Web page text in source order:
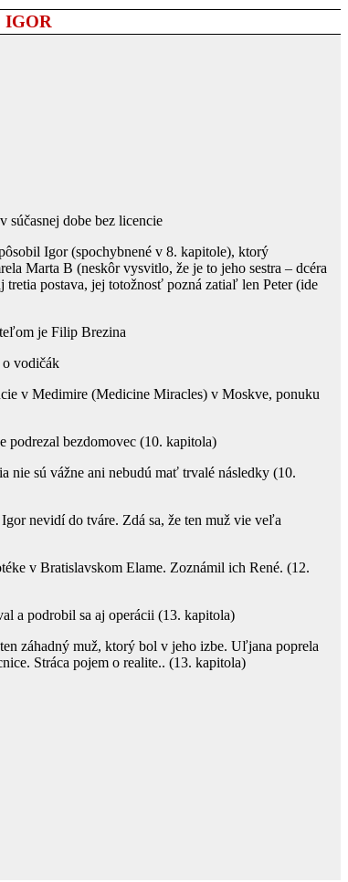
IGOR
dobe bez licencie
Igor (spochybnené v 8. kapitole), ktorý
Marta B (neskôr vysvitlo, že je to jeho sestra – dcéra
postava, jej totožnosť pozná zatiaľ len Peter (ide
je Filip Brezina
o vodičák
v Medimire (Medicine Miracles) v Moskve, ponuku
bezdomovec (10. kapitola)
nie sú vážne ani nebudú mať trvalé následky (10.
nevidí do tváre. Zdá sa, že ten muž vie veľa
v Bratislavskom Elame. Zoznámil ich René. (12.
a podrobil sa aj operácii (13. kapitola)
záhadný muž, ktorý bol v jeho izbe. Uľjana poprela
Stráca pojem o realite.. (13. kapitola)